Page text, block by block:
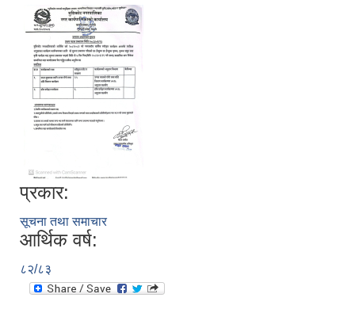
प्रकार:
सूचना तथा समाचार
आर्थिक वर्ष:
८२/८३